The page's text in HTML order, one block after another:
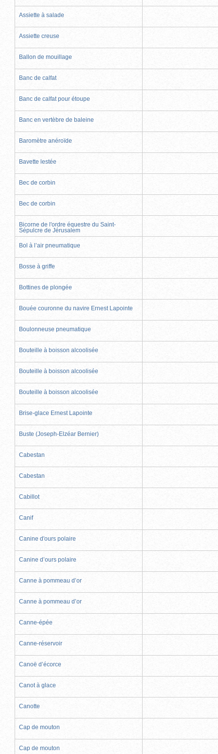
Assiette à salade
Assiette creuse
Ballon de mouillage
Banc de calfat
Banc de calfat pour étoupe
Banc en vertèbre de baleine
Baromètre anéroïde
Bavette lestée
Bec de corbin
Bec de corbin
Bicorne de l'ordre équestre du Saint-
Sépulcre de Jérusalem
Bol à l’air pneumatique
Bosse à griffe
Bottines de plongée
Bouée couronne du navire Ernest Lapointe
Boulonneuse pneumatique
Bouteille à boisson alcoolisée
Bouteille à boisson alcoolisée
Bouteille à boisson alcoolisée
Brise-glace Ernest Lapointe
Buste (Joseph-Elzéar Bernier)
Cabestan
Cabestan
Cabillot
Canif
Canine d'ours polaire
Canine d’ours polaire
Canne à pommeau d’or
Canne à pommeau d’or
Canne-épée
Canne-réservoir
Canoë d’écorce
Canot à glace
Canotte
Cap de mouton
Cap de mouton